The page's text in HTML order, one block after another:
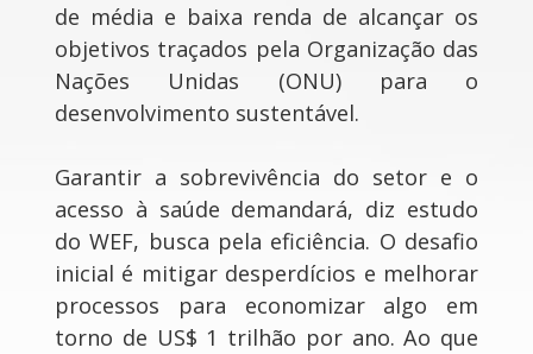
de média e baixa renda de alcançar os
objetivos traçados pela Organização das
Nações Unidas (ONU) para o
desenvolvimento sustentável.
Garantir a sobrevivência do setor e o
acesso à saúde demandará, diz estudo
do WEF, busca pela eficiência. O desafio
inicial é mitigar desperdícios e melhorar
processos para economizar algo em
torno de US$ 1 trilhão por ano. Ao que